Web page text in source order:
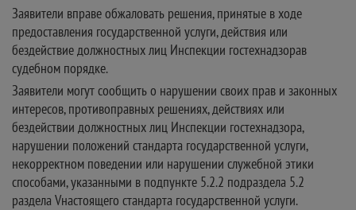
Заявители вправе обжаловать решения, принятые в ходе
предоставления государственной услуги, действия или
бездействие должностных лиц Инспекции гостехнадзорав
судебном порядке.
Заявители могут сообщить о нарушении своих прав и законных
интересов, противоправных решениях, действиях или
бездействии должностных лиц Инспекции гостехнадзора,
нарушении положений стандарта государственной услуги,
некорректном поведении или нарушении служебной этики
способами, указанными в подпункте 5.2.2 подраздела 5.2
раздела Vнастоящего стандарта государственной услуги.